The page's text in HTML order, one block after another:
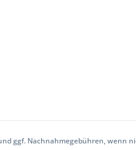
ggf. Nachnahmegebühren, wenn